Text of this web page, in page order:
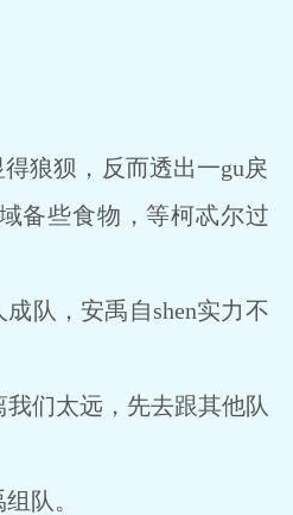
狼狈，反而透出一gu戾
备些食物，等柯忒尔过
队，安禹自shen实力不
们太远，先去跟其他队
队。